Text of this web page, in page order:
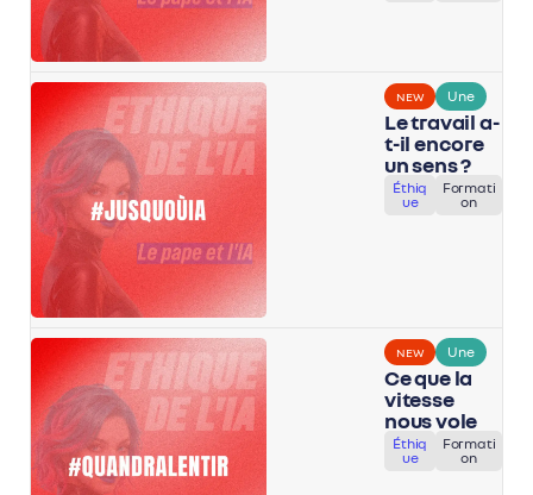
NEW Une
Le travail a-
t-il encore
un sens ?
Éthiq
ue
Formati
on
NEW Une
Ce que la
vitesse
nous vole
Éthiq
ue
Formati
on